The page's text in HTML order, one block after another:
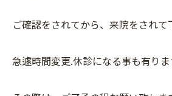
ご確認をされてから、来院をされて
急遽時間変更.休診になる事も有りま